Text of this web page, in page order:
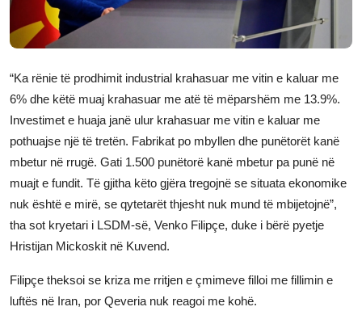
Shqip
“Ka rënie të prodhimit industrial krahasuar me vitin e kaluar me
6% dhe këtë muaj krahasuar me atë të mëparshëm me 13.9%.
Investimet e huaja janë ulur krahasuar me vitin e kaluar me
pothuajse një të tretën. Fabrikat po mbyllen dhe punëtorët kanë
mbetur në rrugë. Gati 1.500 punëtorë kanë mbetur pa punë në
muajt e fundit. Të gjitha këto gjëra tregojnë se situata ekonomike
nuk është e mirë, se qytetarët thjesht nuk mund të mbijetojnë”,
tha sot kryetari i LSDM-së, Venko Filipçe, duke i bërë pyetje
Hristijan Mickoskit në Kuvend.
Filipçe theksoi se kriza me rritjen e çmimeve filloi me fillimin e
luftës në Iran, por Qeveria nuk reagoi me kohë.